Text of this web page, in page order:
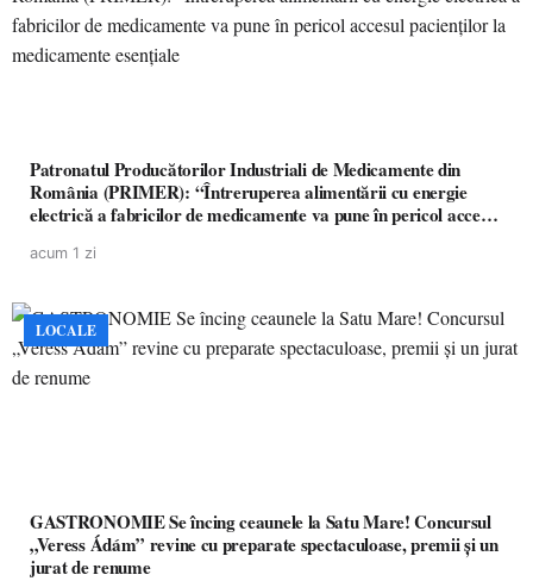
Patronatul Producătorilor Industriali de Medicamente din
România (PRIMER): “Întreruperea alimentării cu energie
electrică a fabricilor de medicamente va pune în pericol accesul
acum 1 zi
LOCALE
GASTRONOMIE Se încing ceaunele la Satu Mare! Concursul
„Veress Ádám” revine cu preparate spectaculoase, premii și un
jurat de renume